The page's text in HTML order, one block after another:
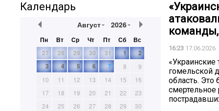
Календарь
Август 2026
Пн Вт Ср Чт Пт Сб
Вс
27
28 29 30 31 1
2
3
4 5 6 7 8
9
10
11 12 13 14 15
16
17
18 19 20 21 22
23
24
25 26 27 28 29
30
команды,
16:23 17.06.2026
гомельской
область.